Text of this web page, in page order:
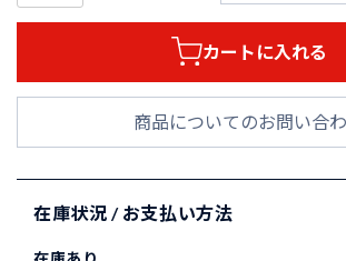
カートに入れる
商品についてのお問い合
在庫状況 / お支払い方法